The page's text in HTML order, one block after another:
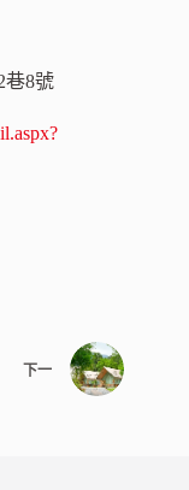
巷8號
下一